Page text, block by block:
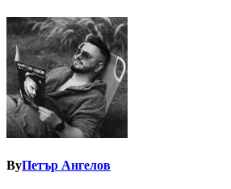
ByПетър Ангелов